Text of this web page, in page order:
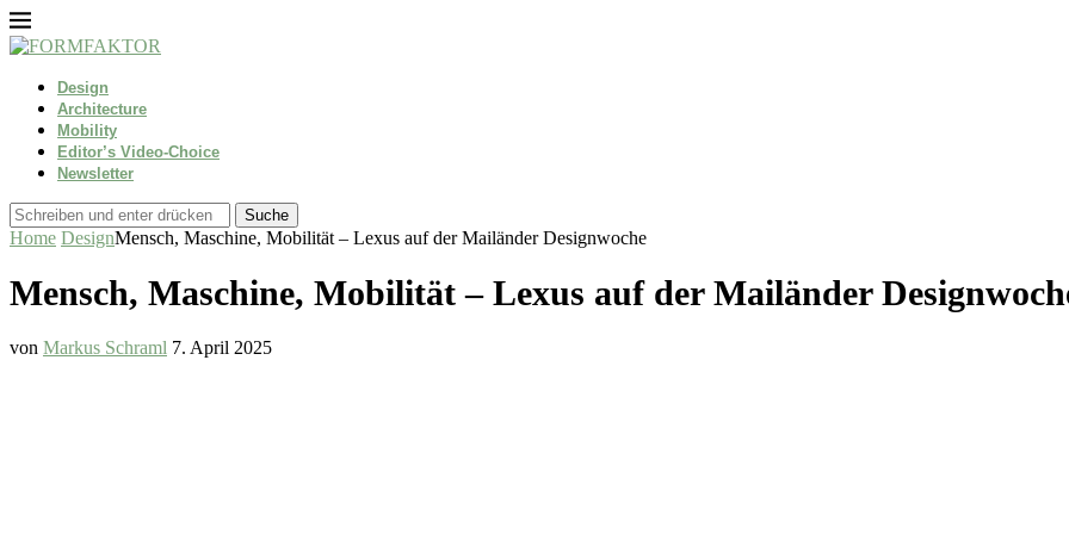
Design
Architecture
Mobility
Editor’s Video-Choice
Newsletter
Suche
Home DesignMensch, Maschine, Mobilität – Lexus auf der Mailänder Designwoche
Mensch, Maschine, Mobilität – Lexus auf der Mailänder
von Markus Schraml 7. April 2025